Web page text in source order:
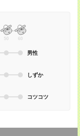
50 60
男性
しずか
コツコツ